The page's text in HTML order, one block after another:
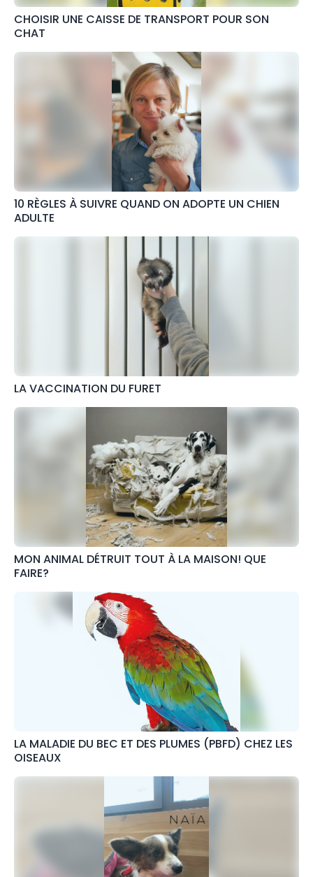
CHOISIR UNE CAISSE DE TRANSPORT POUR SON
CHAT
10 RÈGLES À SUIVRE QUAND ON ADOPTE UN CHIEN
ADULTE
LA VACCINATION DU FURET
MON ANIMAL DÉTRUIT TOUT À LA MAISON! QUE
FAIRE?
LA MALADIE DU BEC ET DES PLUMES (PBFD) CHEZ LES
OISEAUX